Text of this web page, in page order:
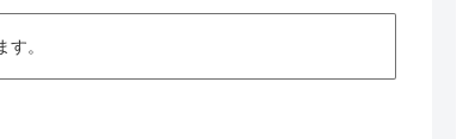
。